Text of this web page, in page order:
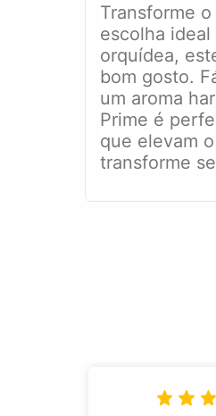
Transforme
escolha
orquídea,
bom gosto.
um aroma
Prime é
que elevam
transforme